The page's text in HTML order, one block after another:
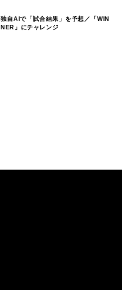
独自AIで「試合結果」を予想／「WIN
NER」にチャレンジ